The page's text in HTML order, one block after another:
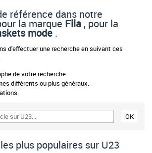
référence dans notre
la marque Fila , pour la
mode .
d'effectuer une recherche en suivant ces
de votre recherche.
différents ou plus généraux.
plus populaires sur U23